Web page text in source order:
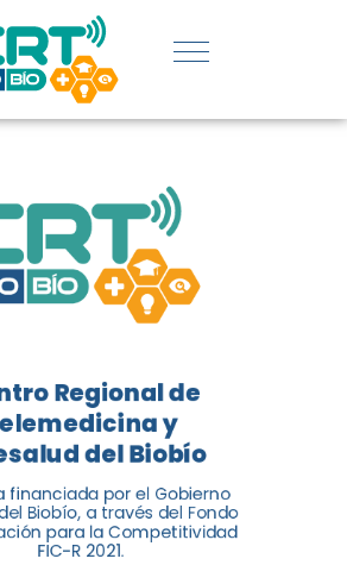
CRT
Regional de
y Telesalud del
el balance de
acercando la salud
los habitantes...
Regional de
y
del Biobío
financiada por el Gobierno
Biobío, a través del Fondo
para la Competitividad
FIC-R 2021.